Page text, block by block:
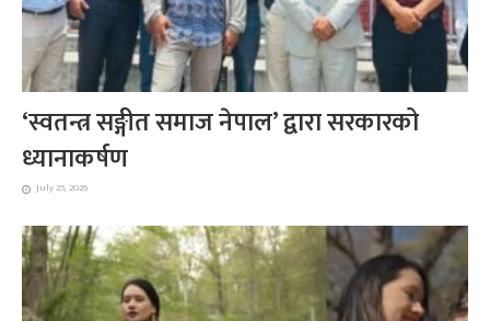
‘स्वतन्त्र सङ्गीत समाज नेपाल’ द्वारा सरकारको
ध्यानाकर्षण
July 25, 2026